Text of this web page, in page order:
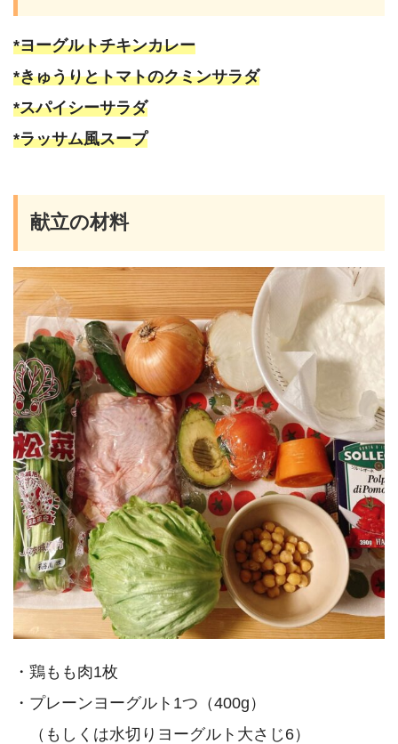
*ヨーグルトチキンカレー
*きゅうりとトマトのクミンサラダ
*スパイシーサラダ
*ラッサム風スープ
献立の材料
・鶏もも肉1枚
・プレーンヨーグルト1つ（400g）
（もしくは水切りヨーグルト大さじ6）